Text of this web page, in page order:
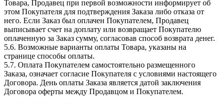
Товара, Продавец при первой возможности информирует об
этом Покупателя для подтверждения Заказа либо отказа от
него. Если Заказ был оплачен Покупателем, Продавец
выписывает счет на доплату или возвращает Покупателю
оплаченную за Заказ сумму, согласовав способ возврата денег.
5.6. Возможные варианты оплаты Товара, указаны на
странице способы оплаты.
5.7. Оплата Покупателем самостоятельно размещенного
Заказа, означает согласие Покупателя с условиями настоящего
Договора. День оплаты Заказа является датой заключения
Договора оферты между Продавцом и Покупателем.